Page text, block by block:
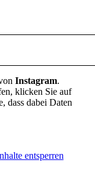
Instagram.
klicken Sie auf
dass dabei Daten
entsperren